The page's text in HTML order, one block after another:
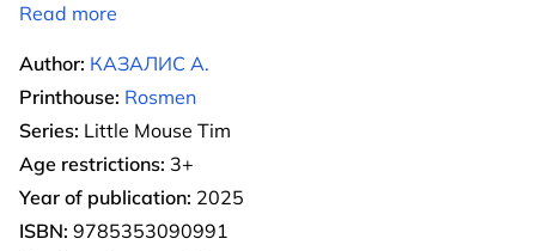
Read more
Author: КАЗАЛИС А.
Printhouse: Rosmen
Series: Little Mouse Tim
Age restrictions: 3+
Year of publication: 2025
ISBN: 9785353090991